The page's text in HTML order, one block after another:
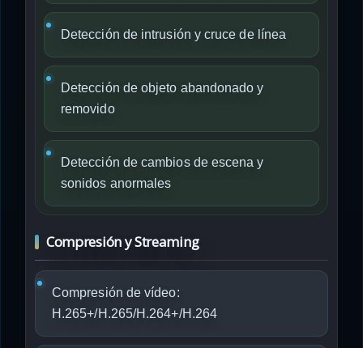
Detección de intrusión y cruce de línea
Detección de objeto abandonado y
removido
Detección de cambios de escena y
sonidos anormales
Compresión y Streaming
Compresión de vídeo:
H.265+/H.265/H.264+/H.264